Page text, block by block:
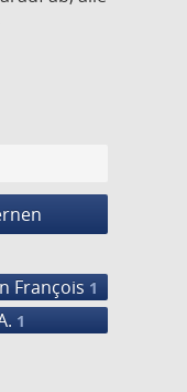
François 1
1